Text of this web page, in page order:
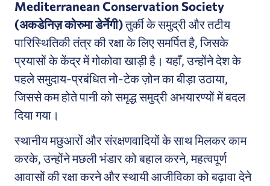
Mediterranean Conservation Society
(अकडेनिज़ कोरुमा डेर्नेगी)तुर्की के समुद्री और तटीय
पारिस्थितिकी तंत्र की रक्षा के लिए समर्पित है, जिसके
प्रयासों के केंद्र में गोकोवा खाड़ी है। यहाँ, उन्होंने देश के
पहले समुदाय-प्रबंधित नो-टेक ज़ोन का बीड़ा उठाया,
जिससे कम होते पानी को समृद्ध समुद्री अभयारण्यों में बदल
दिया गया।
स्थानीय मछुआरों और संरक्षणवादियों के साथ मिलकर काम
करके, उन्होंने मछली भंडार को बहाल करने, महत्वपूर्ण
आवासों की रक्षा करने और स्थायी आजीविका को बढ़ावा देने